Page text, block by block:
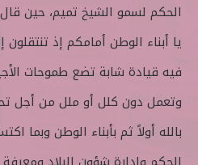
الحكم لسمو الشيخ تميم، حين
يا أبناء الوطن أمامكم إذ
فيه قيادة شابة تضع طموحات
وتعمل دون كلل أو ملل من أجل
بالله أولاً ثم بأبناء الوطن وبما